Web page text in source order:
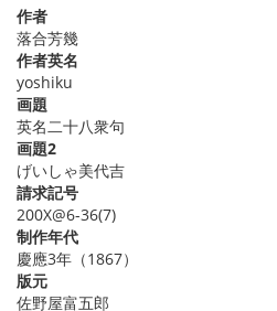
作者
落合芳幾
作者英名
yoshiku
画題
英名二十八衆句
画題2
げいしゃ美代吉
請求記号
200X@6-36(7)
制作年代
慶應3年（1867）
版元
佐野屋富五郎